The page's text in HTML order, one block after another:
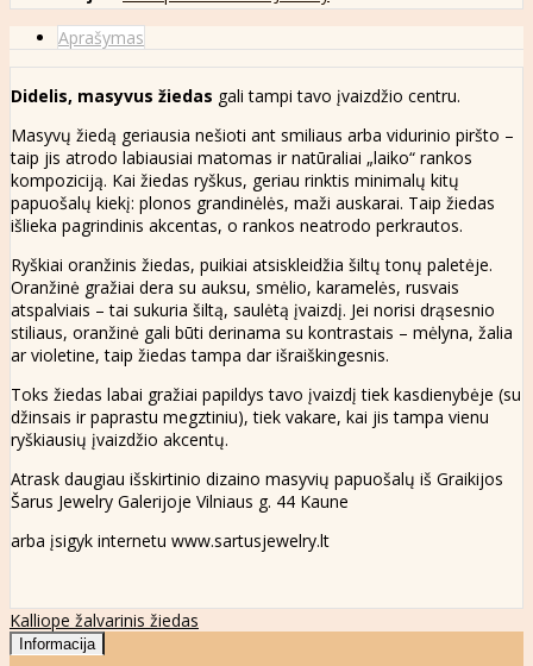
Aprašymas
Didelis, masyvus žiedas gali tampi tavo įvaizdžio centru.
Masyvų žiedą geriausia nešioti ant smiliaus arba vidurinio piršto –
taip jis atrodo labiausiai matomas ir natūraliai „laiko“ rankos
kompoziciją. Kai žiedas ryškus, geriau rinktis minimalų kitų
papuošalų kiekį: plonos grandinėlės, maži auskarai. Taip žiedas
išlieka pagrindinis akcentas, o rankos neatrodo perkrautos.
Ryškiai oranžinis žiedas, puikiai atsiskleidžia šiltų tonų paletėje.
Oranžinė gražiai dera su auksu, smėlio, karamelės, rusvais
atspalviais – tai sukuria šiltą, saulėtą įvaizdį. Jei norisi drąsesnio
stiliaus, oranžinė gali būti derinama su kontrastais – mėlyna, žalia
ar violetine, taip žiedas tampa dar išraiškingesnis.
Toks žiedas labai gražiai papildys tavo įvaizdį tiek kasdienybėje (su
džinsais ir paprastu megztiniu), tiek vakare, kai jis tampa vienu
ryškiausių įvaizdžio akcentų.
Atrask daugiau išskirtinio dizaino masyvių papuošalų iš Graikijos
Šarus Jewelry Galerijoje Vilniaus g. 44 Kaune
arba įsigyk internetu www.sartusjewelry.lt
Kalliope žalvarinis žiedas
Informacija